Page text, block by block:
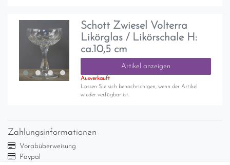
Schott Zwiesel Volterra
Likörglas / Likörschale H:
ca.10,5 cm
Artikel anzeigen
Ausverkauft
Lassen Sie sich benachrichigen, wenn der Artikel
wieder verfügbar ist.
Zahlungsinformationen
Vorabüberweisung
Paypal